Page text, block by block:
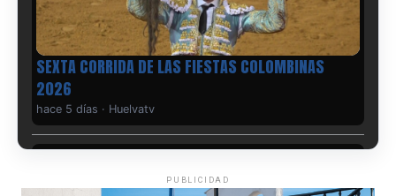
6º DÍA DE LAS FIESTAS COLOMBINAS 2026
hace 5 días
PUBLICIDAD